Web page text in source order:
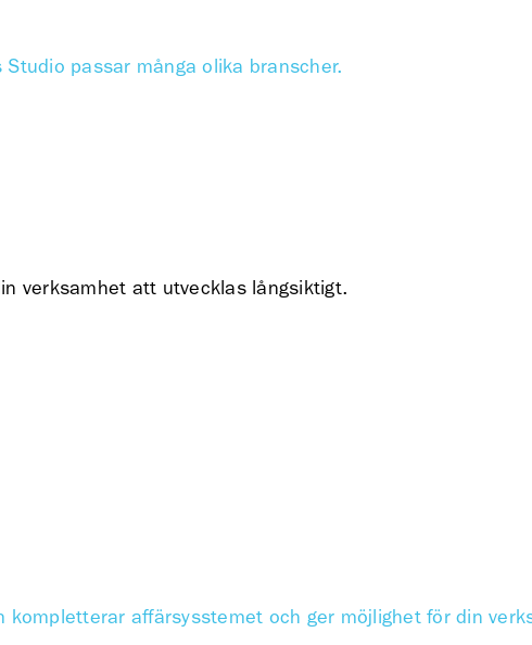
passar många olika branscher.
verksamhet att utvecklas långsiktigt.
affärsysstemet och ger möjlighet för din